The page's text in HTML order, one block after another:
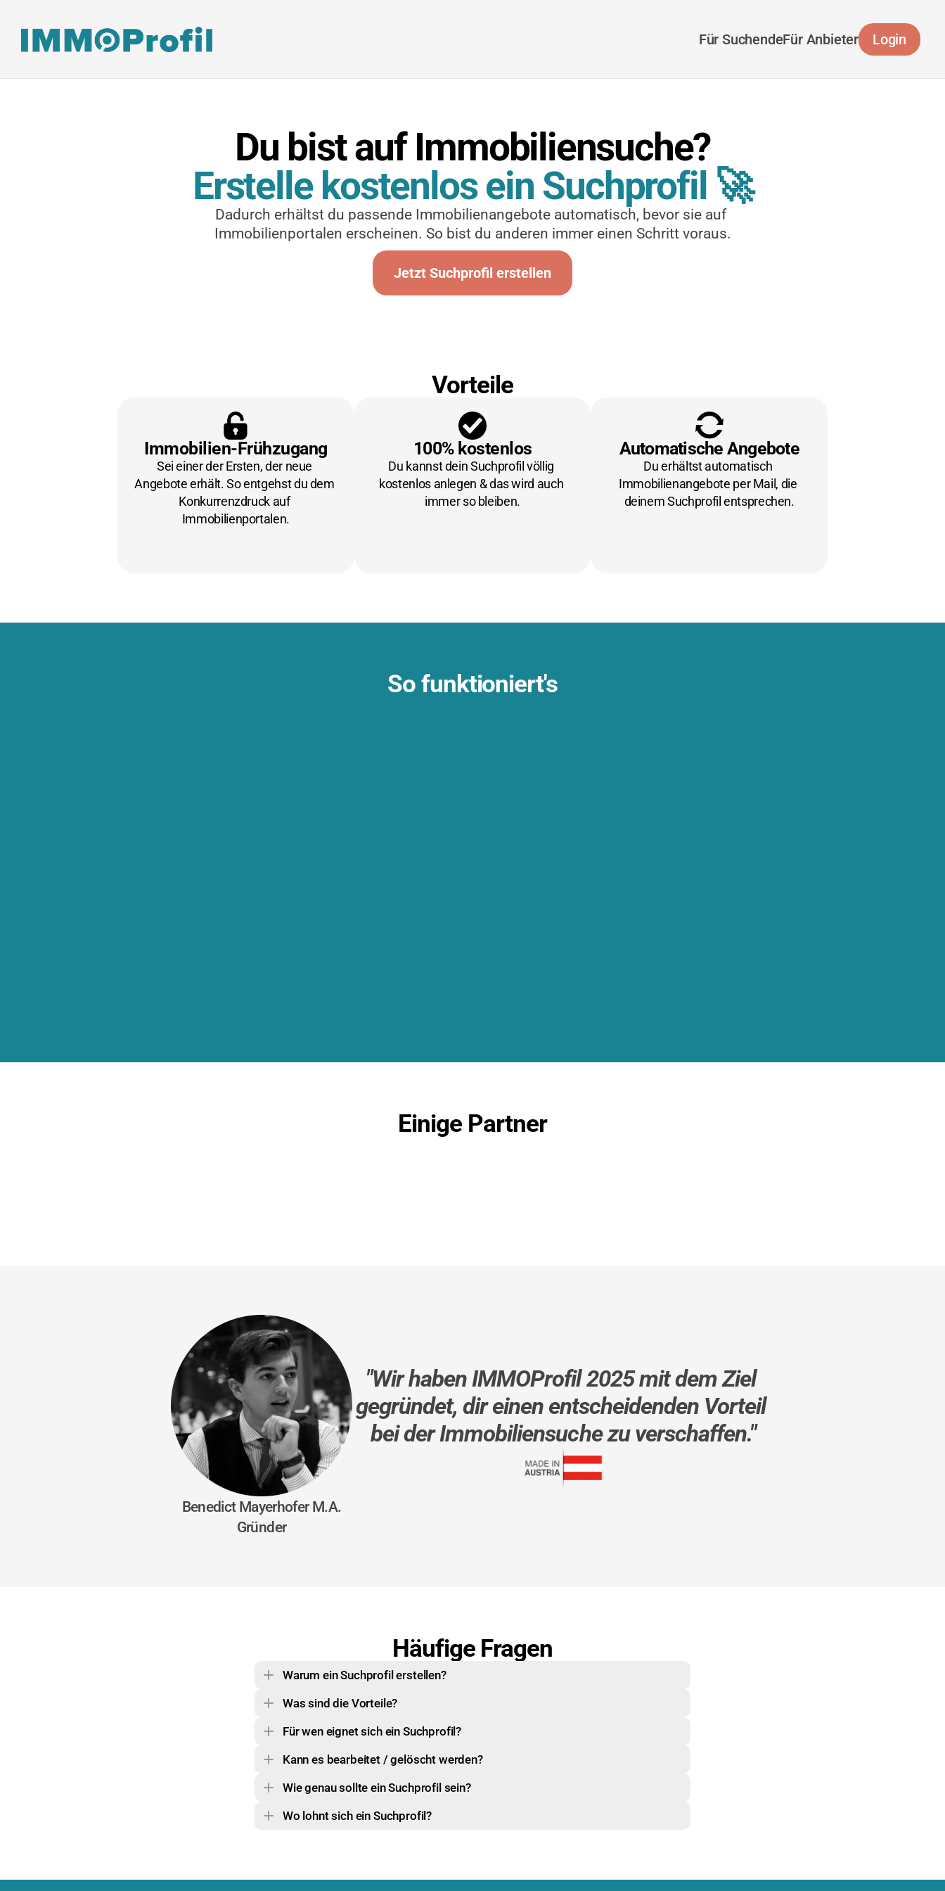
Für SuchendeFür Anbieter Login
Du bist auf Immobiliensuche?
Erstelle kostenlos ein Suchprofil 🚀
Dadurch erhältst du passende Immobilienangebote automatisch, bevor sie auf
Immobilienportalen erscheinen. So bist du anderen immer einen Schritt voraus.
Jetzt Suchprofil erstellen
Vorteile
Immobilien-Frühzugang
Sei einer der Ersten, der neue
Angebote erhält. So entgehst du dem
Konkurrenzdruck auf
Immobilienportalen.
100% kostenlos
Du kannst dein Suchprofil völlig
kostenlos anlegen & das wird auch
immer so bleiben.
Automatische Angebote
Du erhältst automatisch
Immobilienangebote per Mail, die
deinem Suchprofil entsprechen.
So funktioniert's
Einige Partner
Benedict Mayerhofer M.A.
Gründer
"Wir haben IMMOProfil 2025 mit dem Ziel
gegründet, dir einen entscheidenden Vorteil
bei der Immobiliensuche zu verschaffen."
Häufige Fragen
Warum ein Suchprofil erstellen?
Was sind die Vorteile?
Für wen eignet sich ein Suchprofil?
Kann es bearbeitet / gelöscht werden?
Wie genau sollte ein Suchprofil sein?
Wo lohnt sich ein Suchprofil?